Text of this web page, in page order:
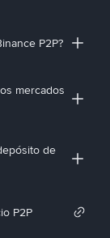
P2P?
mercados
de
P2P